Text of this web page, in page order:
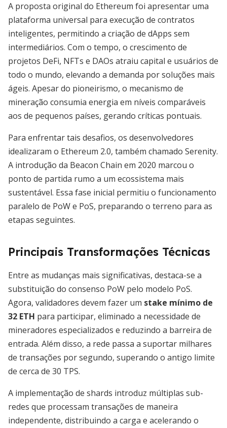
A proposta original do Ethereum foi apresentar uma
plataforma universal para execução de contratos
inteligentes, permitindo a criação de dApps sem
intermediários. Com o tempo, o crescimento de
projetos DeFi, NFTs e DAOs atraiu capital e usuários de
todo o mundo, elevando a demanda por soluções mais
ágeis. Apesar do pioneirismo, o mecanismo de
mineração consumia energia em níveis comparáveis
aos de pequenos países, gerando críticas pontuais.
Para enfrentar tais desafios, os desenvolvedores
idealizaram o Ethereum 2.0, também chamado Serenity.
A introdução da Beacon Chain em 2020 marcou o
ponto de partida rumo a um ecossistema mais
sustentável. Essa fase inicial permitiu o funcionamento
paralelo de PoW e PoS, preparando o terreno para as
etapas seguintes.
Principais Transformações Técnicas
Entre as mudanças mais significativas, destaca-se a
substituição do consenso PoW pelo modelo PoS.
Agora, validadores devem fazer um stake mínimo de
32 ETH para participar, eliminado a necessidade de
mineradores especializados e reduzindo a barreira de
entrada. Além disso, a rede passa a suportar milhares
de transações por segundo, superando o antigo limite
de cerca de 30 TPS.
A implementação de shards introduz múltiplas sub-
redes que processam transações de maneira
independente, distribuindo a carga e acelerando o